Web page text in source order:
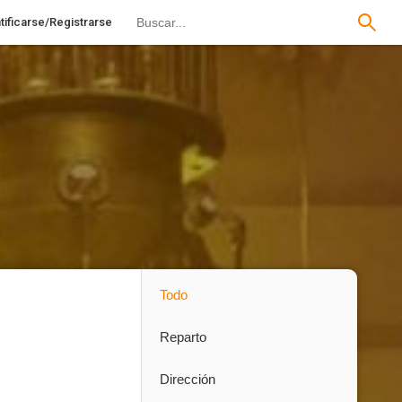
Registrarse
Todo
Reparto
Dirección